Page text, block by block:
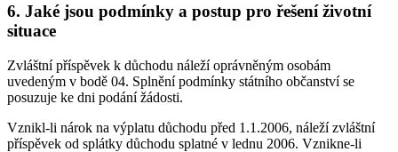
6. Jaké jsou podmínky a postup pro řešení životní
situace
Zvláštní příspěvek k důchodu náleží oprávněným osobám
uvedeným v bodě 04. Splnění podmínky státního občanství se
posuzuje ke dni podání žádosti.
Vznikl-li nárok na výplatu důchodu před 1.1.2006, náleží zvláštní
příspěvek od splátky důchodu splatné v lednu 2006. Vznikne-li